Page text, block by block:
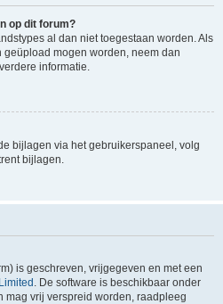
op dit forum?
al dan niet toegestaan worden. Als
mogen worden, neem dan
informatie.
bijlagen via het gebruikerspaneel, volg
bijlagen.
is geschreven, vrijgegeven en met een
. De software is beschikbaar onder
mag vrij verspreid worden, raadpleeg